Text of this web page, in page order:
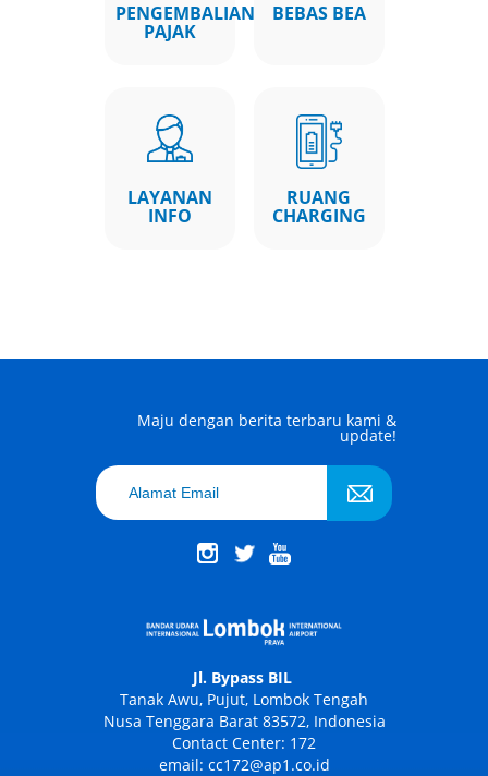
PENGEMBALIAN
PAJAK
BEBAS BEA
LAYANAN
INFO
RUANG
CHARGING
Maju dengan berita terbaru kami &
update!
Jl. Bypass BIL
Tanak Awu, Pujut, Lombok Tengah
Nusa Tenggara Barat 83572, Indonesia
Contact Center: 172
email: cc172@ap1.co.id